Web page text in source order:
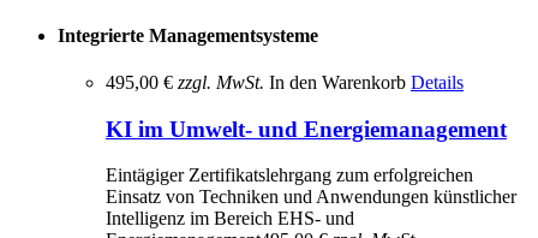
Integrierte Managementsysteme
495,00 € zzgl. MwSt. In den Warenkorb Details
KI im Umwelt- und Energiemanagement
Eintägiger Zertifikatslehrgang zum erfolgreichen
Einsatz von Techniken und Anwendungen künstlicher
Intelligenz im Bereich EHS- und